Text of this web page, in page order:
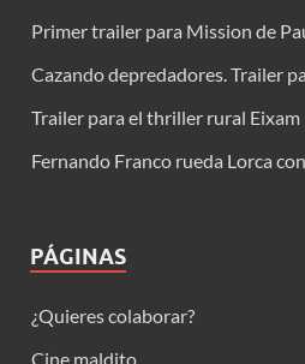
Primer trailer para Mission de
Cazando depredadores. Trailer
Trailer para el thriller rural Eixam
Fernando Franco rueda Lorca
PÁGINAS
¿Quieres colaborar?
Cine maldito